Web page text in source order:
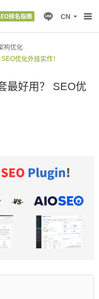
CN
构优化
优化外挂实作！
最好用？ SEO优